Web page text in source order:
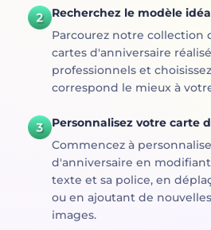
Recherchez le modèle
Parcourez notre collection
cartes d'anniversaire
professionnels et
correspond le mieux à
Personnalisez votre carte
Commencez à
d'anniversaire en modifiant
texte et sa police, en
ou en ajoutant de
images.